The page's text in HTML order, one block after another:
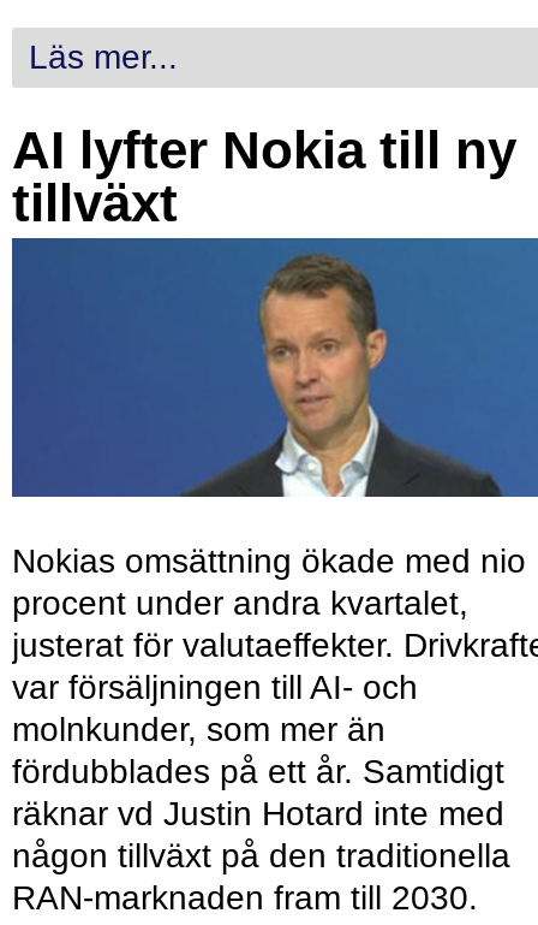
Läs mer...
AI lyfter Nokia till ny
tillväxt
Nokias omsättning ökade med nio
procent under andra kvartalet,
justerat för valutaeffekter.
var försäljningen till AI- och
molnkunder, som mer än
fördubblades på ett år. Samtidigt
räknar vd Justin Hotard inte med
någon tillväxt på den traditionella
RAN-marknaden fram till 2030.